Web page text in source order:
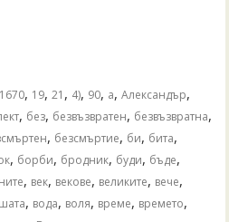
1670, 19,21 , 4), 90, а,Александър,
, без, безвъзвратен, безвъзвратна,
, безсмъртие, би, бита,
, борби, бродник, буди, бъде,
, век, векове, великите, вече,
, вода, воля, време, времето,